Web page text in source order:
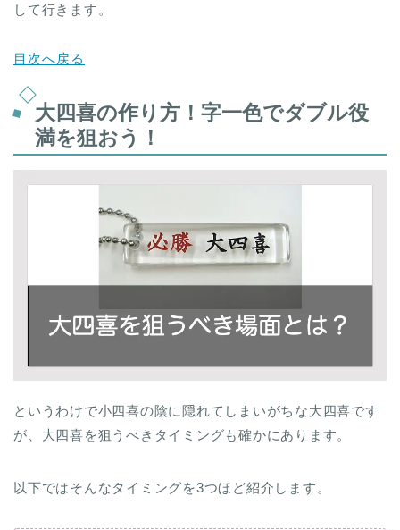
して行きます。
目次へ戻る
大四喜の作り方！字一色でダブル役
満を狙おう！
というわけで小四喜の陰に隠れてしまいがちな大四喜です
が、大四喜を狙うべきタイミングも確かにあります。
以下ではそんなタイミングを3つほど紹介します。